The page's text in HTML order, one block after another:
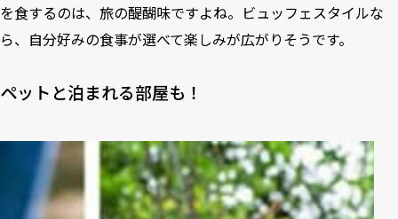
を食するのは、旅の醍醐味ですよね。ビュッフェスタイルな
ら、自分好みの食事が選べて楽しみが広がりそうです。
ペットと泊まれる部屋も！